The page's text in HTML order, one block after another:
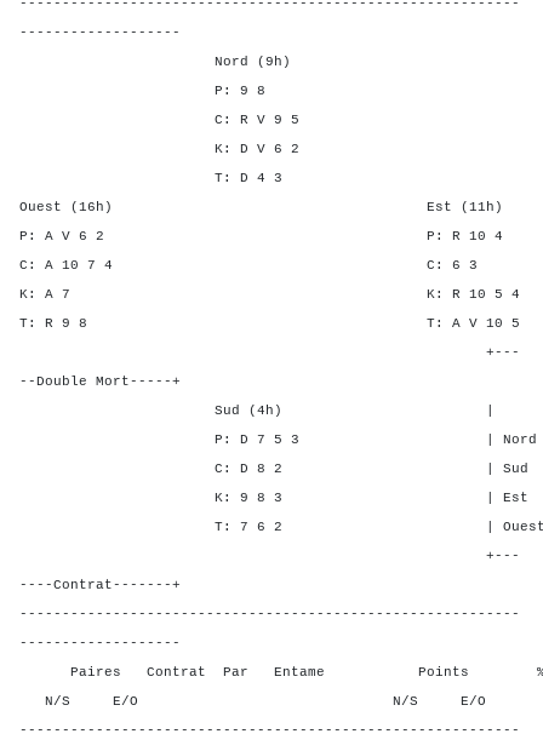
-----------------------------------------------------------
-------------------
Nord (9h)
P: 9 8
C: R V 9 5
K: D V 6 2
T: D 4 3
Ouest (16h) Est (11h)
P: A V 6 2 P: R
C: A 10 7 4 C:
K: A 7 K: R 10
T: R 9 8 T: A V
+---
--Double Mort-----+
Sud (4h) | SA P C
P: D 7 5 3 | Nord -
C: D 8 2 | Sud - -
K: 9 8 3 | Est 5 5
T: 7 6 2 | Ouest 5 6
+---
----Contrat-------+
-----------------------------------------------------------
-------------------
Paires Contrat Par Entame Points %
N/S E/O N/S E/O N/
-----------------------------------------------------------